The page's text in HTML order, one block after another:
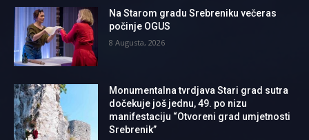
Na Starom gradu Srebreniku večeras
počinje OGUS
8 Augusta, 2026
Monumentalna tvrdjava Stari grad sutra
dočekuje još jednu, 49. po nizu
manifestaciju “Otvoreni grad umjetnosti
Srebrenik”